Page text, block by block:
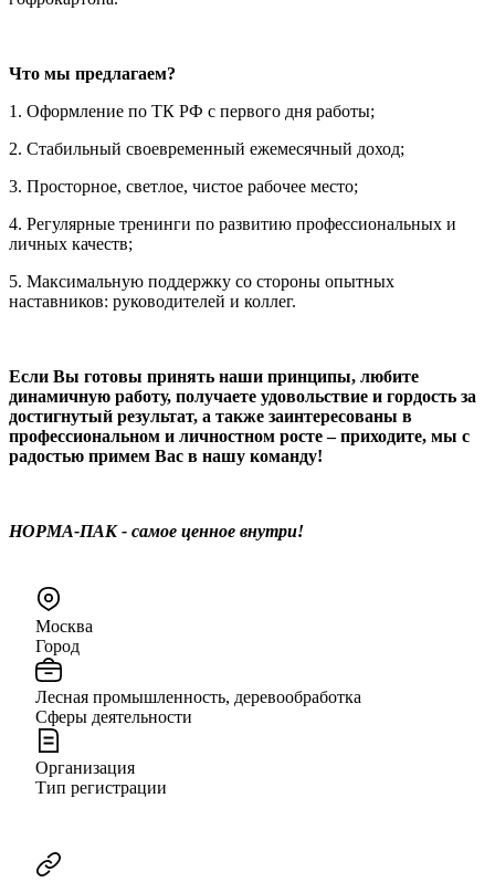
Что мы предлагаем?
1. Оформление по ТК РФ с первого дня работы;
2. Стабильный своевременный ежемесячный доход;
3. Просторное, светлое, чистое рабочее место;
4. Регулярные тренинги по развитию профессиональных и
личных качеств;
5. Максимальную поддержку со стороны опытных
наставников: руководителей и коллег.
Если Вы готовы принять наши принципы, любите
динамичную работу, получаете удовольствие и гордость за
достигнутый результат, а также заинтересованы в
профессиональном и личностном росте – приходите, мы с
радостью примем Вас в нашу команду!
НОРМА-ПАК - самое ценное внутри!
Москва
Город
Лесная промышленность, деревообработка
Сферы деятельности
Организация
Тип регистрации